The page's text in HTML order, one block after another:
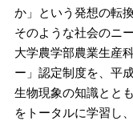
か」という発想の転
そのような社会のニ
大学農学部農業生産
ー」認定制度を、平
生物現象の知識とと
をトータルに学習し